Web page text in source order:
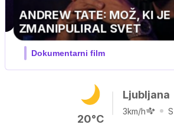
MOJ PRIJATELJ PINGVIN
Film meseca / družinski, pustolovski
20°C
Ljubljana
3km/h S